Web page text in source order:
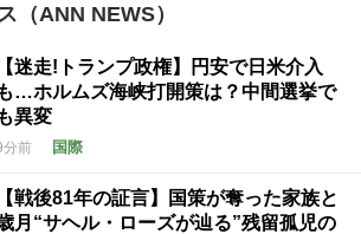
（ANN NEWS）
【迷走!トランプ政権】円安で日米介入
も…ホルムズ海峡打開策は？中間選挙で
も異変
分前 国際
【戦後81年の証言】国策が奪った家族と
月“サヘル・ローズが辿る”残留孤児の